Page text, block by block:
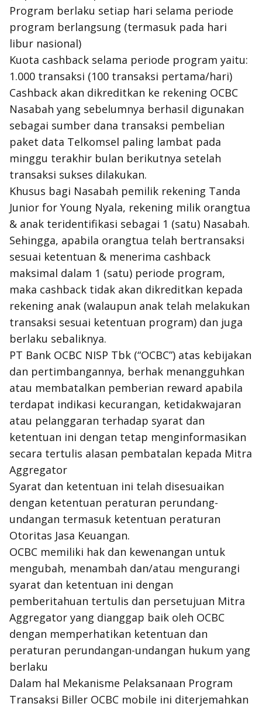
Program berlaku setiap hari selama periode
program berlangsung (termasuk pada hari
libur nasional)
Kuota cashback selama periode program yaitu:
1.000 transaksi (100 transaksi pertama/hari)
Cashback akan dikreditkan ke rekening OCBC
Nasabah yang sebelumnya berhasil digunakan
sebagai sumber dana transaksi pembelian
paket data Telkomsel paling lambat pada
minggu terakhir bulan berikutnya setelah
transaksi sukses dilakukan.
Khusus bagi Nasabah pemilik rekening Tanda
Junior for Young Nyala, rekening milik orangtua
& anak teridentifikasi sebagai 1 (satu) Nasabah.
Sehingga, apabila orangtua telah bertransaksi
sesuai ketentuan & menerima cashback
maksimal dalam 1 (satu) periode program,
maka cashback tidak akan dikreditkan kepada
rekening anak (walaupun anak telah melakukan
transaksi sesuai ketentuan program) dan juga
berlaku sebaliknya.
PT Bank OCBC NISP Tbk (“OCBC”) atas kebijakan
dan pertimbangannya, berhak menangguhkan
atau membatalkan pemberian reward apabila
terdapat indikasi kecurangan, ketidakwajaran
atau pelanggaran terhadap syarat dan
ketentuan ini dengan tetap menginformasikan
secara tertulis alasan pembatalan kepada Mitra
Aggregator
Syarat dan ketentuan ini telah disesuaikan
dengan ketentuan peraturan perundang-
undangan termasuk ketentuan peraturan
Otoritas Jasa Keuangan.
OCBC memiliki hak dan kewenangan untuk
mengubah, menambah dan/atau mengurangi
syarat dan ketentuan ini dengan
pemberitahuan tertulis dan persetujuan Mitra
Aggregator yang dianggap baik oleh OCBC
dengan memperhatikan ketentuan dan
peraturan perundangan-undangan hukum yang
berlaku
Dalam hal Mekanisme Pelaksanaan Program
Transaksi Biller OCBC mobile ini diterjemahkan